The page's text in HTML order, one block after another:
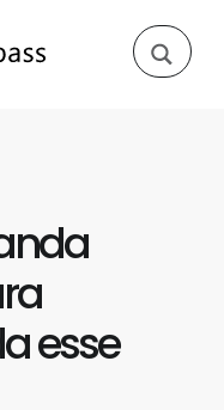
esse